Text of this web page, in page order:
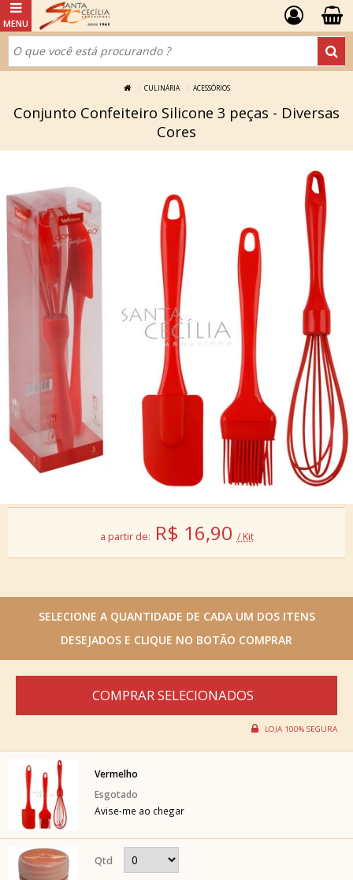
CULINÁRIA ACESSÓRIOS
Conjunto Confeiteiro Silicone 3 peças - Diversas
Cores
a partir de: R$ 16,90 / Kit
Vermelho
Avise-me ao chegar